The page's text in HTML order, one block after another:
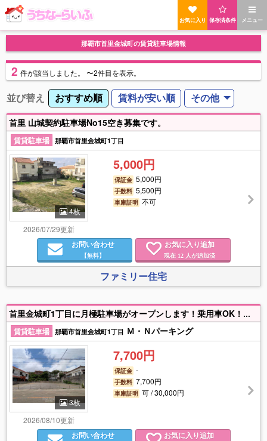
メニュー
保存済条件
お気に入り
那覇市首里金城町の賃貸駐車場情報
2 件が該当しました。 〜2件目を表示。
並び替え おすすめ順 賃料が安い順 その他
首里 山城契約駐車場No15空き募集です。
賃貸駐車場 那覇市首里金城町1丁目
4枚
2026/07/29更新
5,000円
保証金 5,000円
手数料 5,500円
車庫証明 不可
お問い合わせ
【無料】
お気に入り追加
現在 12人が追加済
ファミリー住宅
首里金城町1丁目に月極駐車場がオープンします！乗用車OK！近隣の方、首里城や周辺学校・企業へお勤めの方や、実家の近くに1台あれば…という方々、お問合せお待ちしております。
賃貸駐車場 那覇市首里金城町1丁目 Ｍ・Ｎパーキング
3枚
2026/08/10更新
7,700円
保証金 -
手数料 7,700円
車庫証明 可 / 30,000円
お問い合わせ お気に入り追加